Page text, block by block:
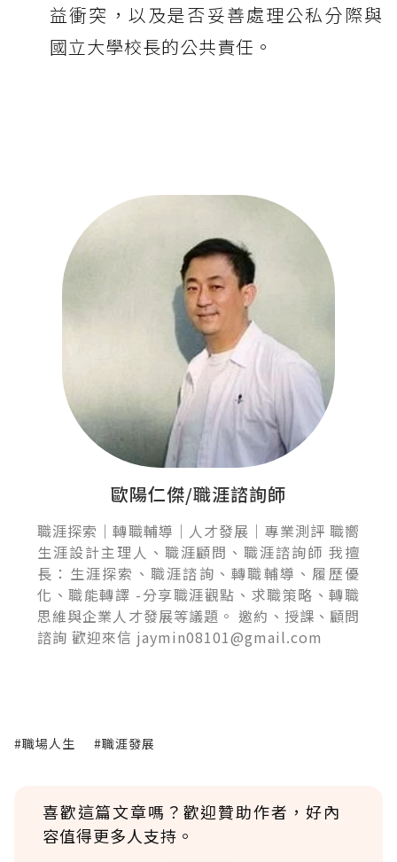
益衝突，以及是否妥善處理公私分際與
國立大學校長的公共責任。
歐陽仁傑/職涯諮詢師
職涯探索｜轉職輔導｜人才發展｜專業測評 職嚮
生涯設計主理人、職涯顧問、職涯諮詢師 我擅
長：生涯探索、職涯諮詢、轉職輔導、履歷優
化、職能轉譯 -分享職涯觀點、求職策略、轉職
思維與企業人才發展等議題。 邀約、授課、顧問
諮詢 歡迎來信 jaymin08101@gmail.com
#職場人生 #職涯發展
喜歡這篇文章嗎？歡迎贊助作者，好內
容值得更多人支持。